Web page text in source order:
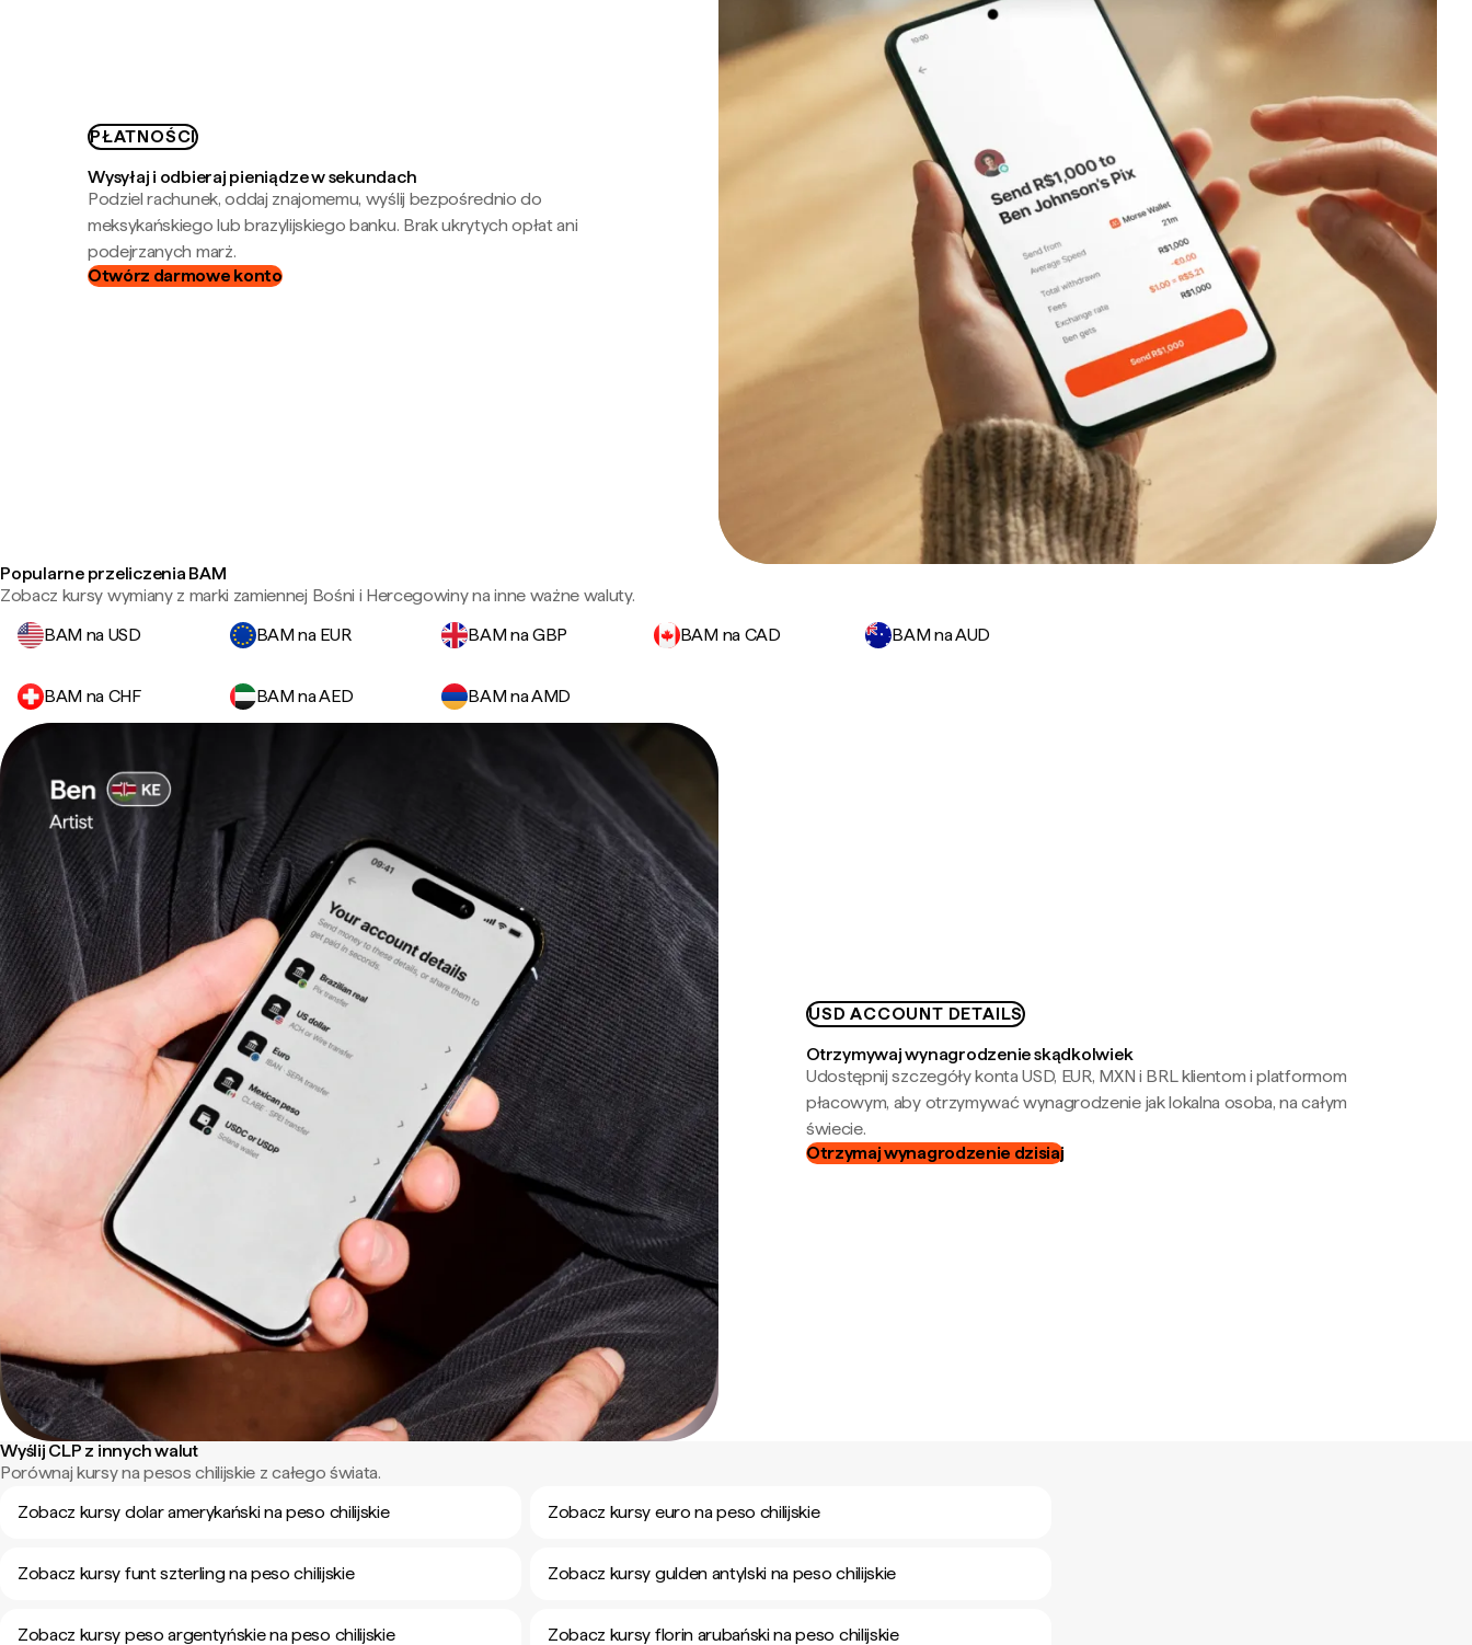
PŁATNOŚCI
Wysyłaj i odbieraj pieniądze w sekundach
Podziel rachunek, oddaj znajomemu, wyślij bezpośrednio do
meksykańskiego lub brazylijskiego banku. Brak ukrytych opłat ani
podejrzanych marż.
Otwórz darmowe konto
Popularne przeliczenia BAM
Zobacz kursy wymiany z marki zamiennej Bośni i Hercegowiny na inne ważne waluty.
BAM na USD
BAM na EUR BAM na GBP BAM na CAD BAM na AUD
BAM na CHF BAM na AED BAM na AMD
USD ACCOUNT DETAILS
Otrzymywaj wynagrodzenie skądkolwiek
Udostępnij szczegóły konta USD, EUR, MXN i BRL klientom i platformom
płacowym, aby otrzymywać wynagrodzenie jak lokalna osoba, na całym
świecie.
Otrzymaj wynagrodzenie dzisiaj
Wyślij CLP z innych walut
Porównaj kursy na pesos chilijskie z całego świata.
Zobacz kursy dolar amerykański na peso chilijskie
Zobacz kursy euro na peso chilijskie
Zobacz kursy funt szterling na peso chilijskie Zobacz kursy gulden antylski na peso chilijskie
Zobacz kursy peso argentyńskie na peso chilijskie Zobacz kursy florin arubański na peso chilijskie